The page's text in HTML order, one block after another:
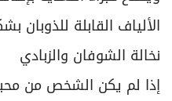
الألياف القابلة للذوبان
نخالة الشوفان والزبادي
إذا لم يكن الشخص من